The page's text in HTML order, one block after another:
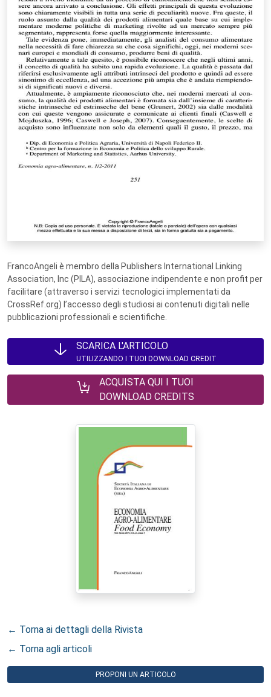
FrancoAngeli è membro della Publishers International Linking
Association, Inc (PILA), associazione indipendente e non profit per
facilitare (attraverso i servizi tecnologici implementati da
CrossRef.org) l’accesso degli studiosi ai contenuti digitali nelle
pubblicazioni professionali e scientifiche.
SCARICA L'ARTICOLO
UTILIZZANDO I TUOI DOWNLOAD CREDIT
ACQUISTA QUI I TUOI
DOWNLOAD CREDITS
← Torna ai dettagli della Rivista
← Torna agli articoli
PROPONI UN ARTICOLO